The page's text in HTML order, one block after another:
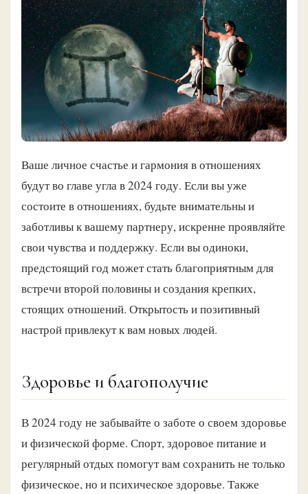
Ваше личное счастье и гармония в отношениях
будут во главе угла в 2024 году. Если вы уже
состоите в отношениях, будьте внимательны и
заботливы к вашему партнеру, искренне проявляйте
свои чувства и поддержку. Если вы одиноки,
предстоящий год может стать благоприятным для
встречи второй половины и создания крепких,
стоящих отношений. Открытость и позитивный
настрой привлекут к вам новых людей.
Здоровье и благополучие
В 2024 году не забывайте о заботе о своем здоровье
и физической форме. Спорт, здоровое питание и
регулярный отдых помогут вам сохранить не только
физическое, но и психическое здоровье. Также